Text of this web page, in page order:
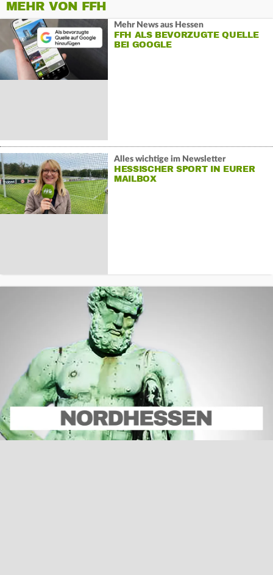
MEHR VON FFH
Mehr News aus Hessen
FFH ALS BEVORZUGTE QUELLE
BEI GOOGLE
Alles wichtige im Newsletter
HESSISCHER SPORT IN EURER
MAILBOX